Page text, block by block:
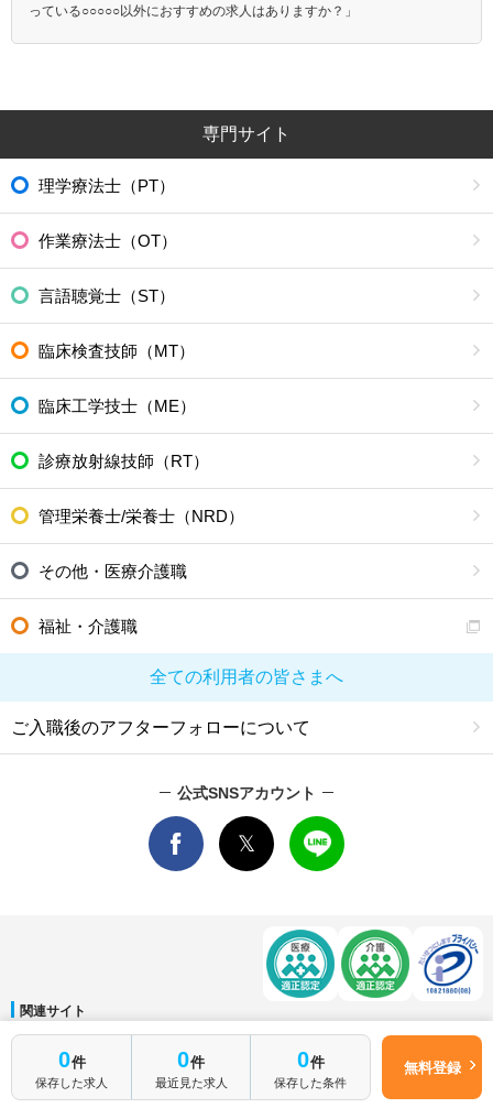
0件
保存した求人
0件
最近見た求人
0件
保存した条件
無料登録
っている○○○○○以外におすすめの求人はありますか？」
専門サイト
理学療法士（PT）
作業療法士（OT）
言語聴覚士（ST）
臨床検査技師（MT）
臨床工学技士（ME）
診療放射線技師（RT）
管理栄養士/栄養士（NRD）
その他・医療介護職
福祉・介護職
全ての利用者の皆さまへ
ご入職後のアフターフォローについて
公式SNSアカウント
関連サイト
マイナビDOCTOR│マイナビ看護師│マイナビ薬剤師│マイナビ保育士
運営会社
会社概要│ ご利用規約 個人情報保護方針 サイトマップ│お問い合わせ